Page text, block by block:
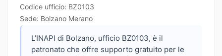
Codice ufficio: BZ0103
Sede: Bolzano Merano
L’INAPI di Bolzano, ufficio BZ0103, è il
patronato che offre supporto gratuito per le